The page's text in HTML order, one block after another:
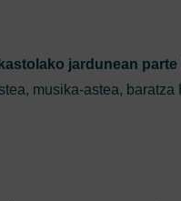
jardunean parte
musika-astea,